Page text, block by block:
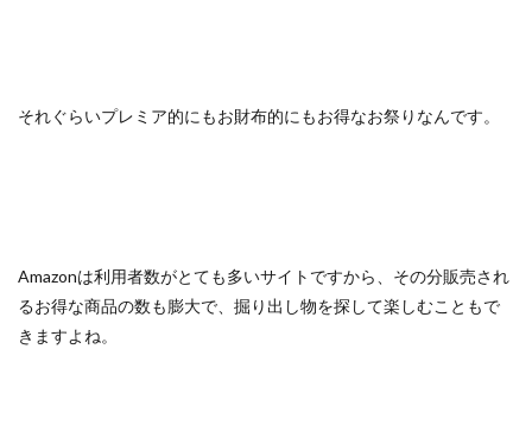
それぐらいプレミア的にもお財布的にもお得なお祭りなんです。
Amazonは利用者数がとても多いサイトですから、その分販売され
るお得な商品の数も膨大で、掘り出し物を探して楽しむこともで
きますよね。